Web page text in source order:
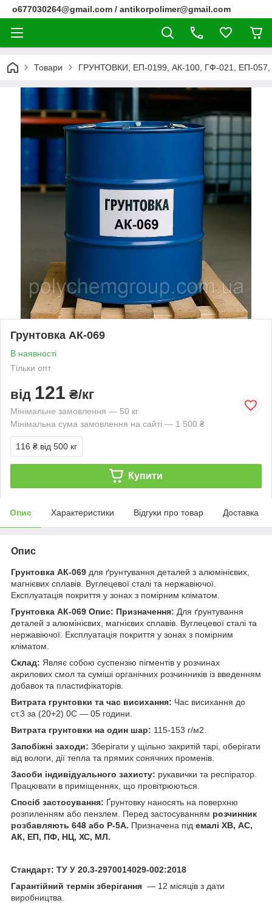
o677030264@gmail.com / antikorpolimer@gmail.com
Товари ГРУНТОВКИ, ЕП-0199, АК-100, ГФ-021, ЕП-
Грунтовка АК-069
В наявності
Тільки опт
від 121 ₴/кг
Мінімальне замовлення — 50 кг
Мінімальна сума замовлення на сайті — 1 500 ₴
116 ₴ від 500 кг
Купити
Опис Характеристики Відгуки про товар Доставка
Опис
Грунтовка АК-069 для ґрунтування деталей з алюмінієвих,
магнієвих сплавів. Вуглецевої сталі та нержавіючої.
Експлуатація покриття у зонах з помірним кліматом.
Грунтовка АК-069 Опис: Призначення: Для ґрунтування
деталей з алюмінієвих, магнієвих сплавів. Вуглецевої сталі та
нержавіючої. Експлуатація покриття у зонах з помірним
кліматом.
Склад: Являє собою суспензію пігментів у розчинах
акрилових смол та суміші органічних розчинників із введенням
добавок та пластифікаторів.
Витрата грунтовки та час висихання: Час висихання до
ст.3 за (20+2) 0С — 05 години.
Витрата грунтовки на один шар: 115-153 г/м2.
Запобіжні заходи: Зберігати у щільно закритій тарі, оберігати
від вологи, дії тепла та прямих сонячних променів.
Засоби індивідуального захисту: рукавички та респіратор.
Працювати в приміщеннях, що провітрюються.
Спосіб застосування: Ґрунтовку наносять на поверхню
розпиленням або пензлем. Перед застосуванням розчинник
розбавляють 648 або Р-5А. Призначена під емалі ХВ, АС,
АК, ЕП, ПФ, НЦ, ХС, МЛ.
Стандарт: ТУ У 20.3-2970014029-002:2018
Гарантійний термін зберігання — 12 місяців з дати
виробництва.